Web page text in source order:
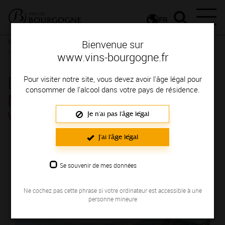
Bienvenue sur
www.vins-bourgogne.fr
Pour visiter notre site, vous devez avoir l'âge légal pour
consommer de l'alcool dans votre pays de résidence.
Je n'ai pas l'âge légal
J'ai l'âge légal
Se souvenir de mes données
Ne cochez pas cette phrase si votre ordinateur est accessible à une
personne mineure
FR
Femmes et hommes passionnés
DOMAINE LA CROIX
MONTJOIE - VINS DE
VÉZELAY
Région de production : VEZELIEN